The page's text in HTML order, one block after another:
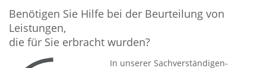
Benötigen Sie Hilfe bei der Beurteilung von
Leistungen,
die für Sie erbracht wurden?
In unserer Sachverständigen-